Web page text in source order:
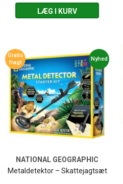
LÆG I KURV
Nyhed
Gratis
fragt
NATIONAL GEOGRAPHIC
Metaldetektor – Skattejagtsæt